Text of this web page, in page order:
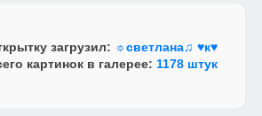
загрузил: ☼светлана♫ ♥к♥
картинок в галерее: 1178 штук